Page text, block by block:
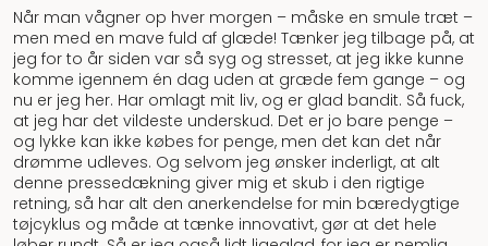
Når man vågner op hver morgen – måske en smule træt –
men med en mave fuld af glæde! Tænker jeg tilbage på, at
jeg for to år siden var så syg og stresset, at jeg ikke kunne
komme igennem én dag uden at græde fem gange – og
nu er jeg her. Har omlagt mit liv, og er glad bandit. Så fuck,
at jeg har det vildeste underskud. Det er jo bare penge –
og lykke kan ikke købes for penge, men det kan det når
drømme udleves. Og selvom jeg ønsker inderligt, at alt
denne pressedækning giver mig et skub i den rigtige
retning, så har alt den anerkendelse for min bæredygtige
tøjcyklus og måde at tænke innovativt, gør at det hele